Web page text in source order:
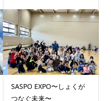
SASPO EXPO〜しょくが
つなぐ未来〜